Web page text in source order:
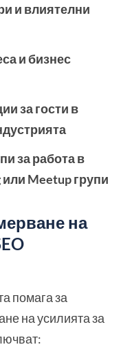
и влиятелни
и бизнес
за гости в
за работа в
Meetup групи
на
помага за
на усилията за